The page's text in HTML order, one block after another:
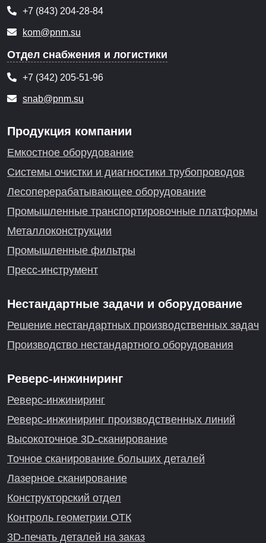
+7 (843) 204-28-84
kom@pnm.su
Отдел снабжения и логистики
+7 (342) 205-51-96
snab@pnm.su
Продукция компании
Емкостное оборудование
Системы очистки и диагностики трубопроводов
Лесоперерабатывающее оборудование
Промышленные транспортировочные платформы
Металлоконструкции
Промышленные фильтры
Пресс-инструмент
Нестандартные задачи и оборудование
Решение нестандартных производственных задач
Производство нестандартного оборудования
Реверс-инжиниринг
Реверс-инжиниринг
Реверс-инжиниринг производственных линий
Высокоточное 3D-сканирование
Точное сканирование больших деталей
Лазерное сканирование
Конструкторский отдел
Контроль геометрии ОТК
3D-печать деталей на заказ